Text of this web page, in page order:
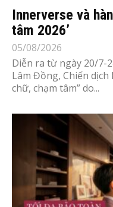
Innerverse và
tâm 2026’
05/08/2026
Diễn ra từ ngày 20/7-
Lâm Đồng, Chiến dịch
chữ, chạm tâm” do...